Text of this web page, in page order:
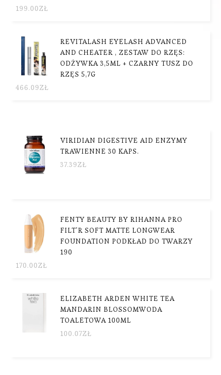
199.00ZŁ
REVITALASH EYELASH ADVANCED
AND CHEATER , ZESTAW DO RZĘS:
ODŻYWKA 3,5ML + CZARNY TUSZ DO
RZĘS 5,7G
466.09ZŁ
VIRIDIAN DIGESTIVE AID ENZYMY
TRAWIENNE 30 KAPS.
37.39ZŁ
FENTY BEAUTY BY RIHANNA PRO
FILT'R SOFT MATTE LONGWEAR
FOUNDATION PODKŁAD DO TWARZY
190
170.00ZŁ
ELIZABETH ARDEN WHITE TEA
MANDARIN BLOSSOMWODA
TOALETOWA 100ML
100.07ZŁ